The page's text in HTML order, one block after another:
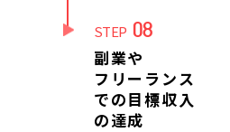
STEP 08
副業や
フリーランス
での目標収入
の達成